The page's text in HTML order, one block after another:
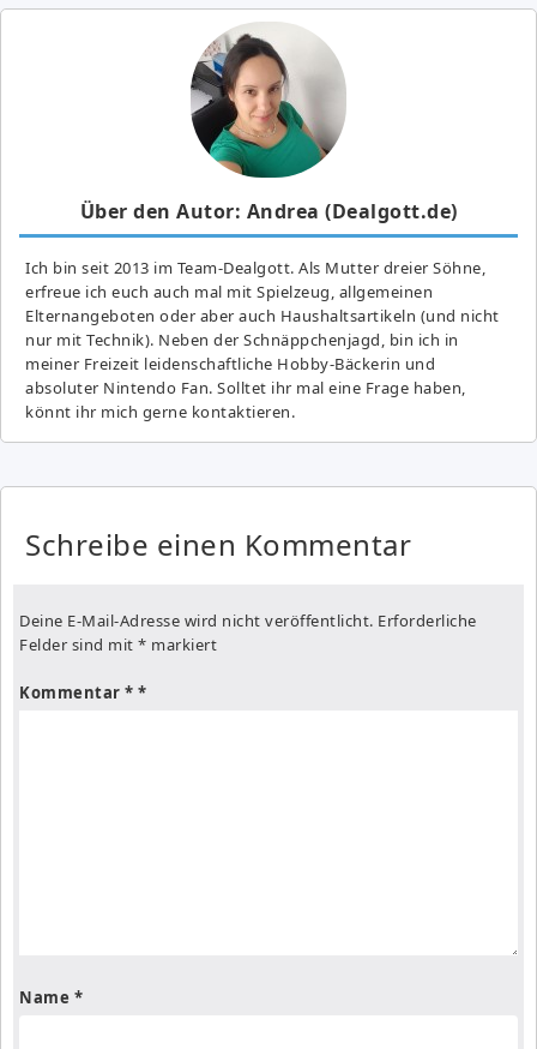
Über den Autor: Andrea (Dealgott.de)
Ich bin seit 2013 im Team-Dealgott. Als Mutter dreier Söhne,
erfreue ich euch auch mal mit Spielzeug, allgemeinen
Elternangeboten oder aber auch Haushaltsartikeln (und nicht
nur mit Technik). Neben der Schnäppchenjagd, bin ich in
meiner Freizeit leidenschaftliche Hobby-Bäckerin und
absoluter Nintendo Fan. Solltet ihr mal eine Frage haben,
könnt ihr mich gerne kontaktieren.
Schreibe einen Kommentar
Deine E-Mail-Adresse wird nicht veröffentlicht. Erforderliche
Felder sind mit * markiert
Kommentar *
Name *